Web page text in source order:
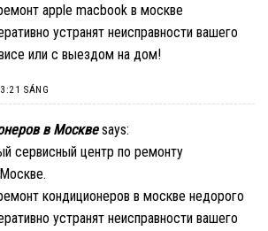
apple macbook в москве
устранят неисправности вашего
или с выездом на дом!
SÁNG
в Москве says:
сервисный центр по ремонту
кондиционеров в москве недорого
устранят неисправности вашего